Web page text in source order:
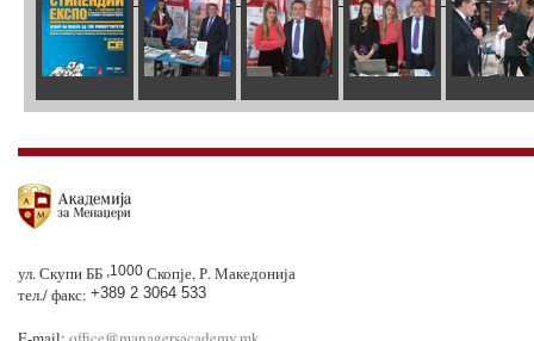
ул. Скупи ББ ,1000 Скопје, Р. Македонија
тел./ факс: +389 2 3064 533